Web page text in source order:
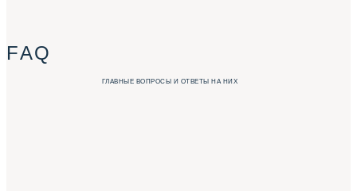
F A Q
ГЛАВНЫЕ ВОПРОСЫ И ОТВЕТЫ НА НИХ